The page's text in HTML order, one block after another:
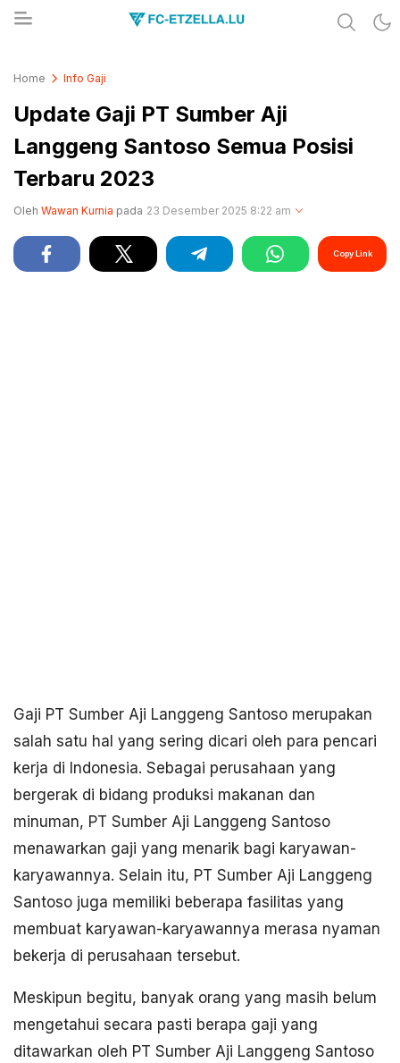
Home Info Gaji
Update Gaji PT Sumber Aji
Langgeng Santoso Semua Posisi
Terbaru 2023
Oleh Wawan Kurnia pada 23 Desember 2025 8:22 am
Copy Link
Gaji PT Sumber Aji Langgeng Santoso merupakan
salah satu hal yang sering dicari oleh para pencari
kerja di Indonesia. Sebagai perusahaan yang
bergerak di bidang produksi makanan dan
minuman, PT Sumber Aji Langgeng Santoso
menawarkan gaji yang menarik bagi karyawan-
karyawannya. Selain itu, PT Sumber Aji Langgeng
Santoso juga memiliki beberapa fasilitas yang
membuat karyawan-karyawannya merasa nyaman
bekerja di perusahaan tersebut.
Meskipun begitu, banyak orang yang masih belum
mengetahui secara pasti berapa gaji yang
ditawarkan oleh PT Sumber Aji Langgeng Santoso